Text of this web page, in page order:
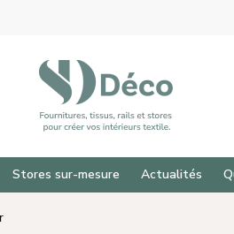
Stores sur-mesure Actualités